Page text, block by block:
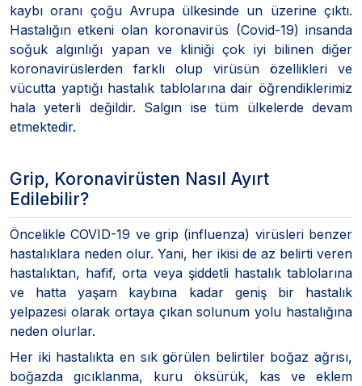
kaybı oranı çoğu Avrupa ülkesinde un üzerine çıktı.
Hastalığın etkeni olan koronavirüs (Covid-19) insanda
soğuk algınlığı yapan ve kliniği çok iyi bilinen diğer
koronavirüslerden farklı olup virüsün özellikleri ve
vücutta yaptığı hastalık tablolarına dair öğrendiklerimiz
hala yeterli değildir. Salgın ise tüm ülkelerde devam
etmektedir.
Grip, Koronavirüsten Nasıl Ayırt
Edilebilir?
Öncelikle COVID-19 ve grip (influenza) virüsleri benzer
hastalıklara neden olur. Yani, her ikisi de az belirti veren
hastalıktan, hafif, orta veya şiddetli hastalık tablolarına
ve hatta yaşam kaybına kadar geniş bir hastalık
yelpazesi olarak ortaya çıkan solunum yolu hastalığına
neden olurlar.
Her iki hastalıkta en sık görülen belirtiler boğaz ağrısı,
boğazda gıcıklanma, kuru öksürük, kas ve eklem